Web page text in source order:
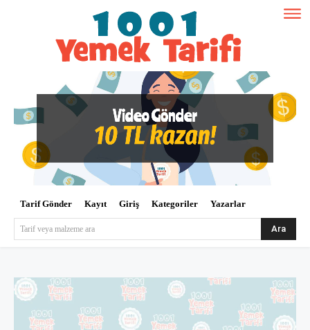
Tarif Gönder Kayıt Giriş Kategoriler Yazarlar
Tarif veya malzeme ara Ara